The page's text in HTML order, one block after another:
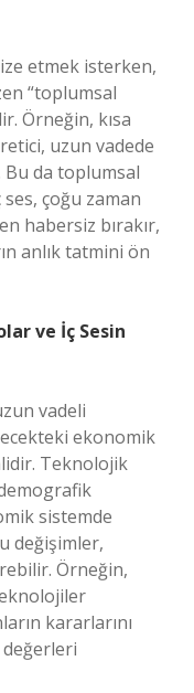
etmek isterken,
“toplumsal
Örneğin, kısa
uzun vadede
Bu da toplumsal
ses, çoğu zaman
habersiz bırakır,
anlık tatmini ön
ve İç Sesin
vadeli
ekonomik
Teknolojik
sistemde
değişimler,
Örneğin,
kararlarını